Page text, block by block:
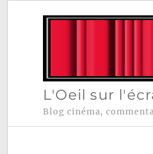
L'Oeil sur
Blog cinéma,